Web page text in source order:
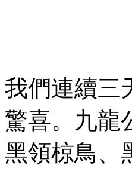
我們連續三
驚喜。九龍
黑領椋鳥、